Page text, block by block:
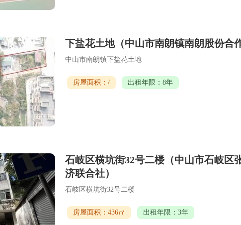
下盐花土地（中山市南朗镇南朗股份合
中山市南朗镇下盐花土地
房屋面积：/ 出租年限：8年
石岐区横坑街32号二楼（中山市石岐区
济联合社）
石岐区横坑街32号二楼
房屋面积：436㎡ 出租年限：3年